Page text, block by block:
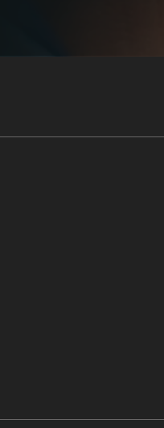
"Поверніть мені красу" с